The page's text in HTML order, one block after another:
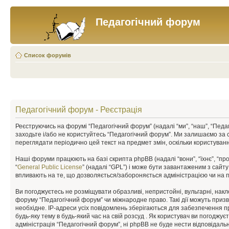
Педагогічний форум
Список форумів
Педагогічний форум - Реєстрація
Реєструючись на форумі “Педагогічний форум” (надалі “ми”, “наш”,
заходьте і/або не користуйтесь “Педагогічний форум”. Ми залишаємо
переглядати періодично цей текст на предмет змін, оскільки
Наші форуми працюють на базі скрипта phpBB (надалі “вони”, “їхнє”,
“General Public License” (надалі “GPL”) і може бути завантаженим з сайту
впливають на те, що дозволяється/забороняється адміністрацією чи на
Ви погоджуєтесь не розміщувати образливі, непристойні, вульгарні,
форуму “Педагогічний форум” чи міжнародне право. Такі дії можуть
необхідне. IP-адреси усіх повідомлень зберігаються для
будь-яку тему в будь-який час на свій розсуд . Як користувач ви
адміністрація “Педагогічний форум”, ні phpBB не буде нести